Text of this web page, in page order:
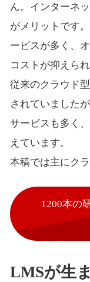
ん。インターネ
がメリットです
ービスが多く、
コストが抑えられ
従来のクラウド
されていました
サービスも多く
えています。
本稿では主にク
1200本の
LMSが生